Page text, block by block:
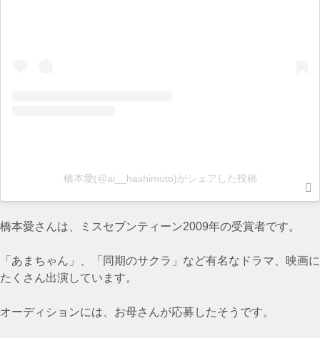
橋本愛(@ai__hashimoto)がシェアした投稿
橋本愛さんは、ミスセブンティーン2009年の受賞者です。
「あまちゃん」、「同期のサクラ」など有名なドラマ、映画に
たくさん出演しています。
オーディションには、お母さんが応募したそうです。